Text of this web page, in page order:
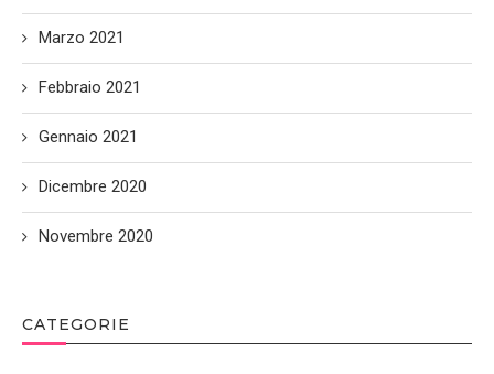
Marzo 2021
Febbraio 2021
Gennaio 2021
Dicembre 2020
Novembre 2020
CATEGORIE